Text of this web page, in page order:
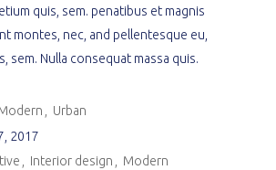
quis, sem. penatibus et magnis
montes, nec, and pellentesque eu,
sem. Nulla consequat massa quis.
Urban
2017
Interior design Modern